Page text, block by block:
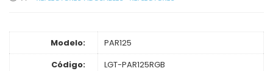
Modelo:
PAR125
Código:
LGT-PAR125RGB